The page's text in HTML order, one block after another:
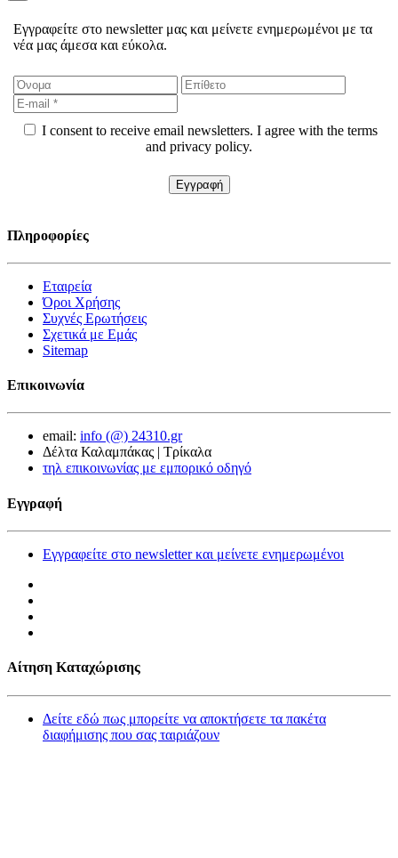
Εγγραφείτε στο newsletter μας και μείνετε ενημερωμένοι με τα
νέα μας άμεσα και εύκολα.
I consent to receive email newsletters. I agree with the terms
and privacy policy.
Πληροφορίες
Εταιρεία
Όροι Χρήσης
Συχνές Ερωτήσεις
Σχετικά με Εμάς
Sitemap
Επικοινωνία
email: info (@) 24310.gr
Δέλτα Καλαμπάκας | Τρίκαλα
τηλ επικοινωνίας με εμπορικό οδηγό
Εγγραφή
Εγγραφείτε στο newsletter και μείνετε ενημερωμένοι
Αίτηση Καταχώρισης
Δείτε εδώ πως μπορείτε να αποκτήσετε τα πακέτα
διαφήμισης που σας ταιριάζουν